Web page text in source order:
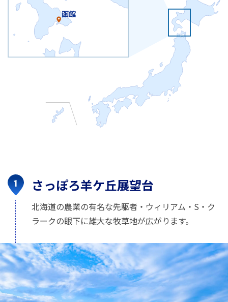
函館
さっぽろ羊ケ丘展望台
北海道の農業の有名な先駆者・ウィリアム・S・ク
ラークの眼下に雄大な牧草地が広がります。